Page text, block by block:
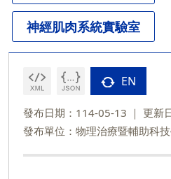
神經肌肉系統實驗室
EN
發布日期：114-05-13
更新
發布單位：物理治療暨輔助科